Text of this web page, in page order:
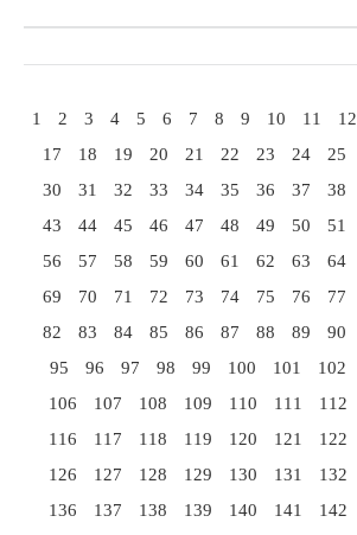
1 2 3 4 5 6 7 8 9 10 11 12
17
18 19 20 21 22 23 24 25
30
31 32 33 34 35 36 37 38
43
44 45 46 47 48 49 50 51
56
57 58 59 60 61 62 63 64
69
70 71 72 73 74 75 76 77
82
83 84 85 86 87 88 89 90
95
96 97 98 99 100 101 102
106
107 108 109 110 111 112
116
117 118 119 120 121 122
126
127 128 129 130 131 132
136
137 138 139 140 141 142